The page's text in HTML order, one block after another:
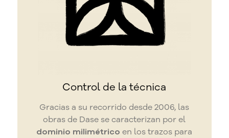
Control de la técnica
Gracias a su recorrido desde 2006, las
obras de Dase se caracterizan por el
dominio milimétrico en los trazos para